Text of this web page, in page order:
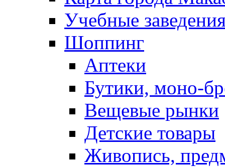
Учебные
Шоппинг
Аптеки
Бутики, моно-
Вещевые рынки
Детские товары
Живопись,